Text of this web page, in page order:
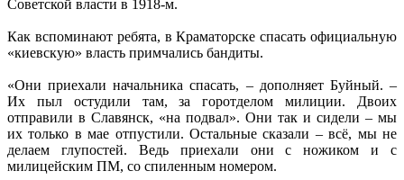
Советской власти в 1918-м.
Как вспоминают ребята, в Краматорске спасать официальную
«киевскую» власть примчались бандиты.
«Они приехали начальника спасать, – дополняет Буйный. –
Их пыл остудили там, за горотделом милиции. Двоих
отправили в Славянск, «на подвал». Они так и сидели – мы
их только в мае отпустили. Остальные сказали – всё, мы не
делаем глупостей. Ведь приехали они с ножиком и с
милицейским ПМ, со спиленным номером.